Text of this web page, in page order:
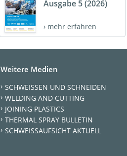
Ausgabe 5 (2026)
› mehr erfahren
Weitere Medien
SCHWEISSEN UND SCHNEIDEN
WELDING AND CUTTING
JOINING PLASTICS
THERMAL SPRAY BULLETIN
SCHWEISSAUFSICHT AKTUELL